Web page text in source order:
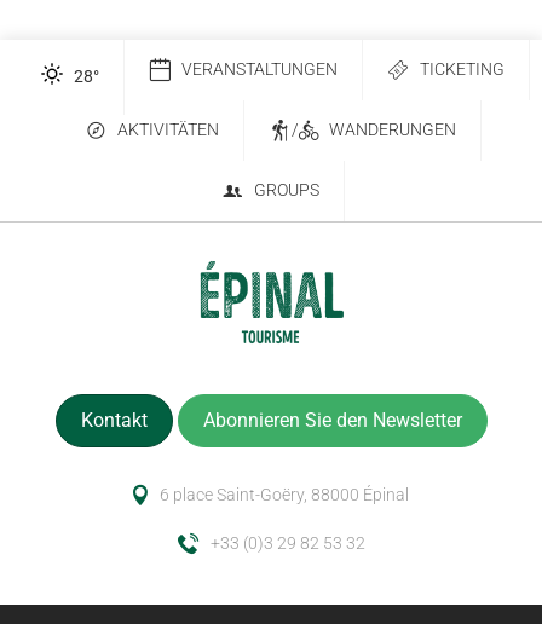
28° VERANSTALTUNGEN TICKETING
AKTIVITÄTEN / WANDERUNGEN
GROUPS
Kontakt Abonnieren Sie den Newsletter
6 place Saint-Goëry, 88000 Épinal
+33 (0)3 29 82 53 32